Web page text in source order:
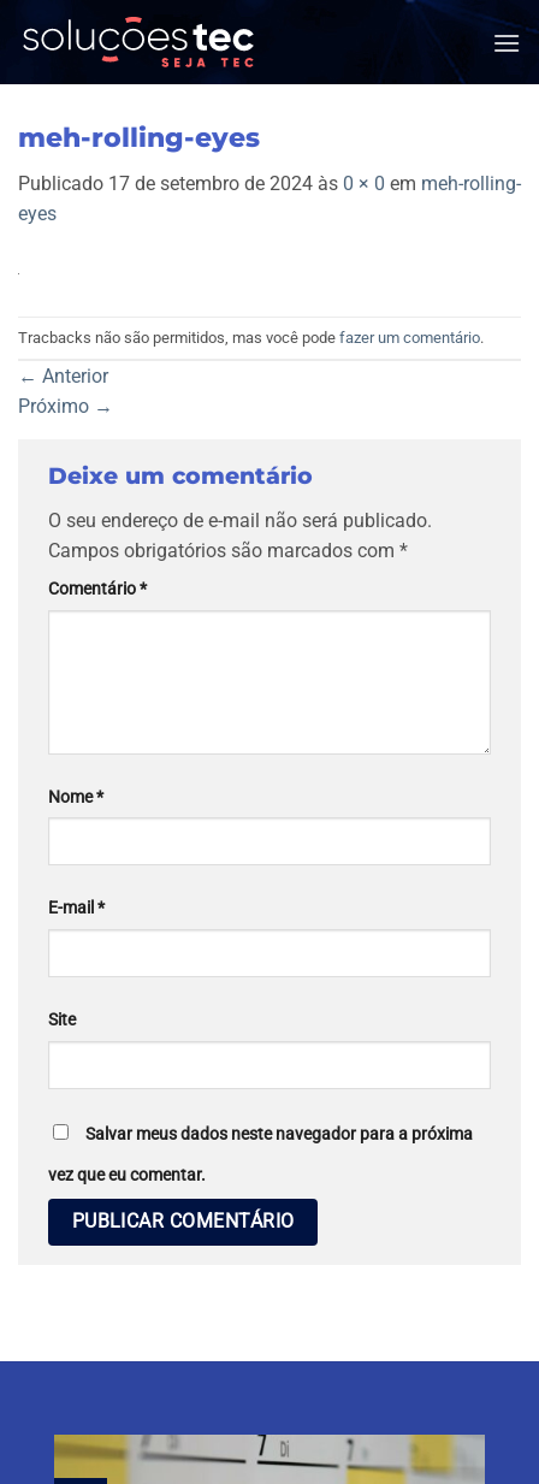
meh-rolling-eyes
Publicado 17 de setembro de 2024 às 0 × 0 em meh-rolling-
eyes
Tracbacks não são permitidos, mas você pode fazer um comentário.
← Anterior
Próximo →
Deixe um comentário
O seu endereço de e-mail não será publicado.
Campos obrigatórios são marcados com *
Comentário*
Nome*
E-mail*
Site
Salvar meus dados neste navegador para a próxima
vez que eu comentar.